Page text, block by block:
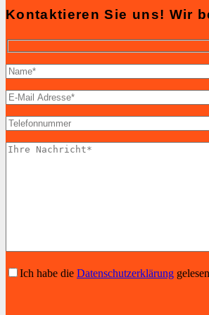
Kontaktieren Sie uns! Wir
Ich habe die Datenschutzerklärung